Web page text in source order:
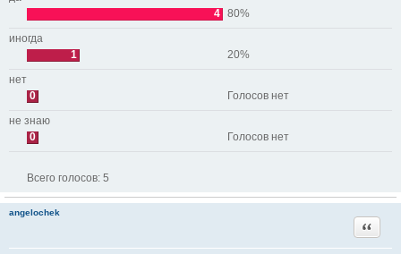
4 80%
иногда
1
20%
нет
0
Голосов нет
не знаю
0
Голосов нет
Всего голосов: 5
angelochek
Цитата